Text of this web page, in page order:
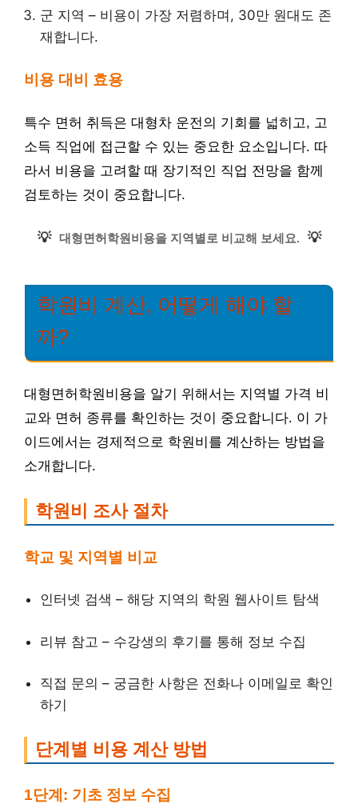
군 지역 – 비용이 가장 저렴하며, 30만 원대도 존
재합니다.
비용 대비 효용
특수 면허 취득은 대형차 운전의 기회를 넓히고, 고
소득 직업에 접근할 수 있는 중요한 요소입니다. 따
라서 비용을 고려할 때 장기적인 직업 전망을 함께
검토하는 것이 중요합니다.
💡 대형면허학원비용을 지역별로 비교해 보세요. 💡
학원비 계산, 어떻게 해야 할
까?
대형면허학원비용을 알기 위해서는 지역별 가격 비
교와 면허 종류를 확인하는 것이 중요합니다. 이 가
이드에서는 경제적으로 학원비를 계산하는 방법을
소개합니다.
학원비 조사 절차
학교 및 지역별 비교
인터넷 검색 – 해당 지역의 학원 웹사이트 탐색
리뷰 참고 – 수강생의 후기를 통해 정보 수집
직접 문의 – 궁금한 사항은 전화나 이메일로 확인
하기
단계별 비용 계산 방법
1단계: 기초 정보 수집